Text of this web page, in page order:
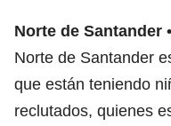
Norte de Santander
Norte de Santander
que están teniendo
reclutados, quienes